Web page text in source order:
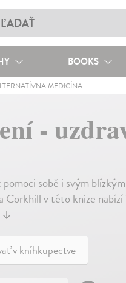
BOOKS
MEDICÍNA
-
sobě i svým
Corkhill v této knize
↓
v kníhkupectve